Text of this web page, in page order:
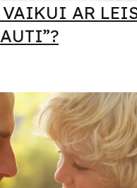
VAIKUI AR